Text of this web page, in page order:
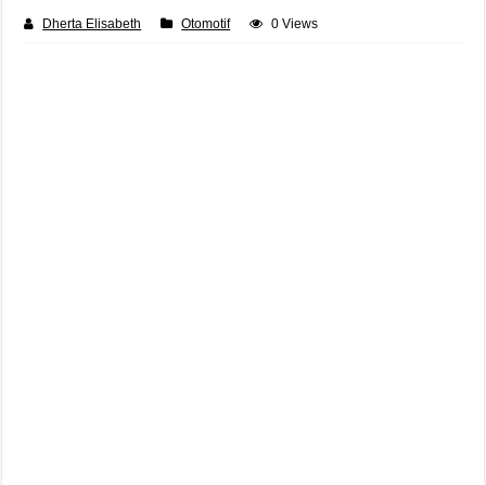
Dherta Elisabeth Otomotif 0 Views